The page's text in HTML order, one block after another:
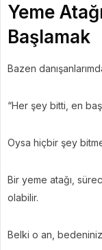
Yeme
Başlamak
Bazen
“Her şey bitti, en
Oysa hiçbir şey
Bir yeme atağı,
olabilir.
Belki o an,